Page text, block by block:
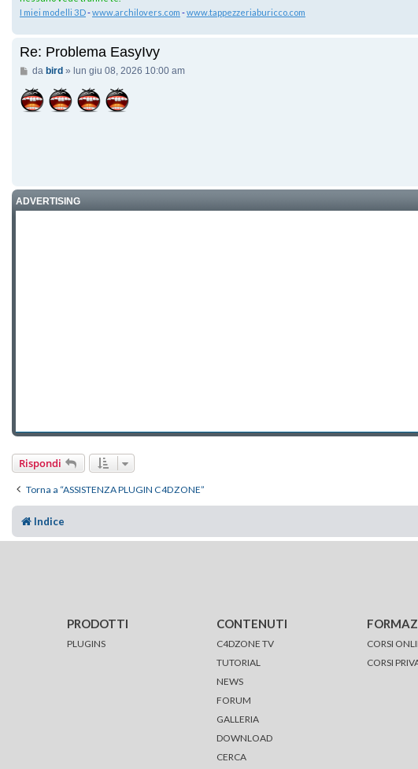
I miei modelli 3D-www.archilovers.com -www.tappezzeriaburicco.com
Re: Problema EasyIvy
Messaggio
da bird » lun giu 08, 2026 10:00 am
ADVERTISING
Rispondi
Torna a “ASSISTENZA PLUGIN C4DZONE”
Indice
PRODOTTI
PLUGINS
CONTENUTI
C4DZONE TV
TUTORIAL
NEWS
FORUM
GALLERIA
DOWNLOAD
CERCA
CORSI
CORSI